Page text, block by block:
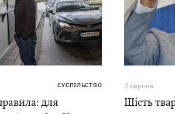
СУСПІЛЬСТВО
для
2 серпня
Шість